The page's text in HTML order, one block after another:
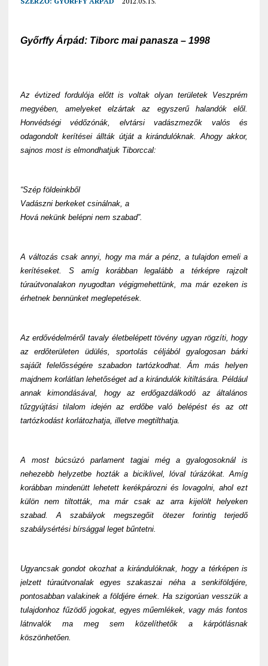
Győrffy Árpád: Tiborc mai panasza –1998
Az évtized fordulója előtt is voltak olyan területek Veszprém
megyében, amelyeket elzártak az egyszerű halandók elől.
Honvédségi védőzónák, elvtársi vadászmezők valós és
odagondolt kerítései állták útját a kirándulóknak.
Ahogy akkor,
sajnos most is elmondhatjuk Tiborccal:
“Szép földeinkből
Vadászni berkeket csinálnak, a
Hová nekünk belépni nem szabad”.
A változás csak annyi, hogy ma már a pénz, a tulajdon emeli a
kerítéseket. S amíg korábban legalább a térképre rajzolt
túraútvonalakon nyugodtan végigmehettünk, ma már ezeken is
érhetnek bennünket meglepetések.
Az erdővédelméről tavaly életbelépett tövény ugyan rögzíti, hogy
az erdőterületen üdülés, sportolás céljából gyalogosan bárki
sajáűt felelősségére szabadon tartózkodhat. Ám más helyen
majdnem korlátlan lehetőséget ad a kirándulók kitiltására. Például
annak kimondásával, hogy az erdőgazdálkodó az általános
tűzgyújtási tilalom idején az erdőbe való belépést és az ott
tartózkodást korlátozhatja, illetve megtilthatja.
A most búcsúzó parlament tagjai még a gyalogosoknál is
nehezebb helyzetbe hozták a biciklivel, lóval túrázókat. Amíg
korábban mindenütt lehetett kerékpározni és lovagolni, ahol ezt
külön nem tiltották, ma már csak az arra kijelölt helyeken
szabad. A szabályok megszegőit ötezer forintig terjedő
szabálysértési bírsággal leget bűntetni.
Ugyancsak gondot okozhat a kirándulóknak, hogy a térképen is
jelzett túraútvonalak egyes szakaszai néha a senkiföldjére,
pontosabban valakinek a földjére érnek. Ha szigorúan vesszük a
tulajdonhoz fűzödő jogokat, egyes műemlékek, vagy más fontos
látnvalók ma meg sem közelíthetők a kárpótlásnak
köszönhetően.